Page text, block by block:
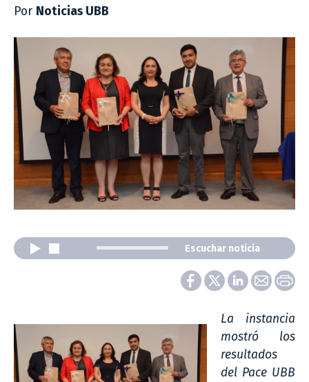
Por Noticias UBB
Escuchar noticia
La instancia
mostró los
resultados
del Pace UBB